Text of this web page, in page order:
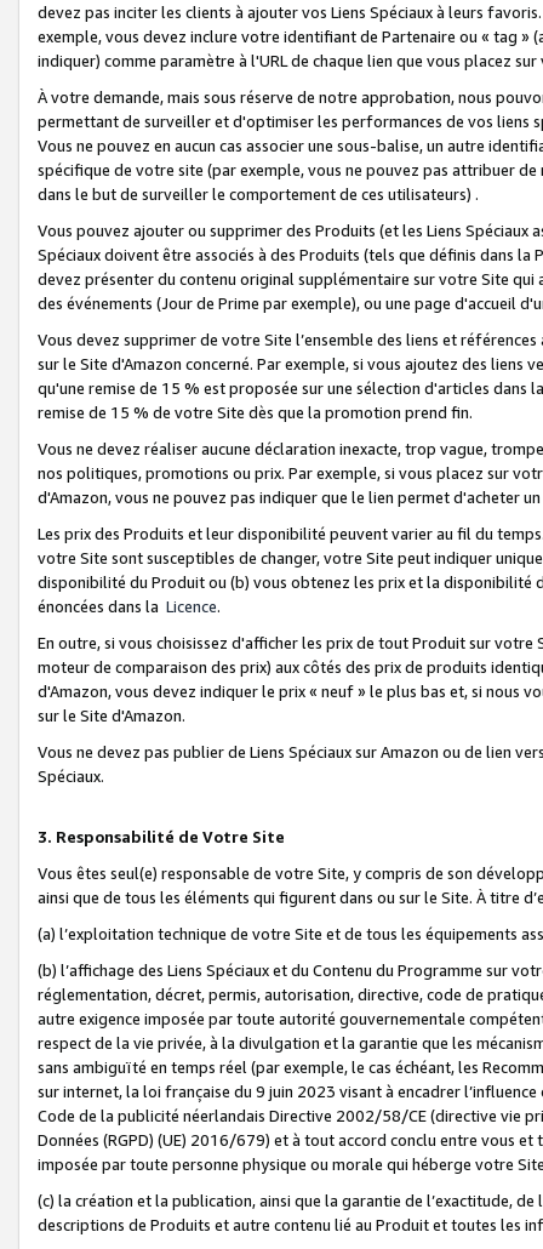
devez pas inciter les clients à ajouter vos Liens Spéciaux à leurs
exemple, vous devez inclure votre identifiant de Partenaire ou « tag
indiquer) comme paramètre à l'URL de chaque lien que vous placez
À votre demande, mais sous réserve de notre approbation, nous
permettant de surveiller et d'optimiser les performances de vos liens
Vous ne pouvez en aucun cas associer une sous-balise, un autre
spécifique de votre site (par exemple, vous ne pouvez pas attribuer
dans le but de surveiller le comportement de ces utilisateurs) .
Vous pouvez ajouter ou supprimer des Produits (et les Liens
Spéciaux doivent être associés à des Produits (tels que définis dans
devez présenter du contenu original supplémentaire sur votre Site qui
des événements (Jour de Prime par exemple), ou une page d'accueil
Vous devez supprimer de votre Site l’ensemble des liens et
sur le Site d'Amazon concerné. Par exemple, si vous ajoutez des
qu'une remise de 15 % est proposée sur une sélection d'articles
remise de 15 % de votre Site dès que la promotion prend fin.
Vous ne devez réaliser aucune déclaration inexacte, trop vague,
nos politiques, promotions ou prix. Par exemple, si vous placez sur
d'Amazon, vous ne pouvez pas indiquer que le lien permet d'acheter
Les prix des Produits et leur disponibilité peuvent varier au fil du
votre Site sont susceptibles de changer, votre Site peut indiquer
disponibilité du Produit ou (b) vous obtenez les prix et la disponibilité
énoncées dans la Licence.
En outre, si vous choisissez d'afficher les prix de tout Produit sur
moteur de comparaison des prix) aux côtés des prix de produits
d'Amazon, vous devez indiquer le prix « neuf » le plus bas et, si nous
sur le Site d'Amazon.
Vous ne devez pas publier de Liens Spéciaux sur Amazon ou de lien
Spéciaux.
3. Responsabilité de Votre Site
Vous êtes seul(e) responsable de votre Site, y compris de son
ainsi que de tous les éléments qui figurent dans ou sur le Site. À titre
(a) l’exploitation technique de votre Site et de tous les équipements
(b) l’affichage des Liens Spéciaux et du Contenu du Programme sur
réglementation, décret, permis, autorisation, directive, code de
autre exigence imposée par toute autorité gouvernementale
respect de la vie privée, à la divulgation et la garantie que les
sans ambiguïté en temps réel (par exemple, le cas échéant, les
sur internet, la loi française du 9 juin 2023 visant à encadrer
Code de la publicité néerlandais Directive 2002/58/CE (directive vie
Données (RGPD) (UE) 2016/679) et à tout accord conclu entre vous
imposée par toute personne physique ou morale qui héberge votre
(c) la création et la publication, ainsi que la garantie de l’exactitude,
descriptions de Produits et autre contenu lié au Produit et toutes les